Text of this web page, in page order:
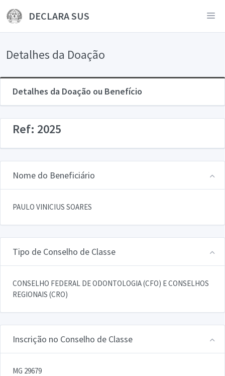
DECLARA SUS
Detalhes da Doação
Detalhes da Doação ou Benefício
Ref: 2025
Nome do Beneficiário
PAULO VINICIUS SOARES
Tipo de Conselho de Classe
CONSELHO FEDERAL DE ODONTOLOGIA (CFO) E CONSELHOS
REGIONAIS (CRO)
Inscrição no Conselho de Classe
MG 29679